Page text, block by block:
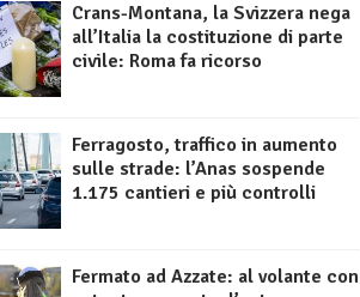
Crans-Montana, la Svizzera nega
all’Italia la costituzione di parte
civile: Roma fa ricorso
Ferragosto, traffico in aumento
sulle strade: l’Anas sospende
1.175 cantieri e più controlli
Fermato ad Azzate: al volante con